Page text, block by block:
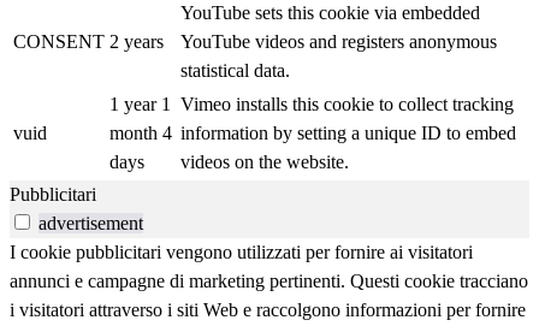
CONSENT 2 years
YouTube sets this cookie via embedded
YouTube videos and registers anonymous
statistical data.
vuid
1 year 1
month 4
days
Vimeo installs this cookie to collect tracking
information by setting a unique ID to embed
videos on the website.
Pubblicitari
advertisement
I cookie pubblicitari vengono utilizzati per fornire ai visitatori
annunci e campagne di marketing pertinenti. Questi cookie tracciano
i visitatori attraverso i siti Web e raccolgono informazioni per fornire